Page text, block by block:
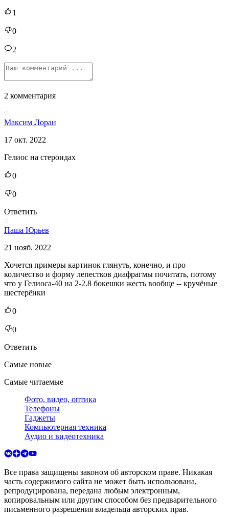
1
0
2
2 комментария
Максим Лоран
17 окт. 2022
Гелиос на стероидах
0
0
Ответить
Паша Юрьев
21 нояб. 2022
Хочется примеры картинок глянуть, конечно, и про
количество и форму лепестков диафрагмы почитать, потому
что у Гелиоса-40 на 2-2.8 бокешки жесть вообще -- кручёные
шестерёнки
0
0
Ответить
Самые новые
Самые читаемые
Фото, видео, оптика
Телефоны
Гаджеты
Компьютерная техника
Аудио и видеотехника
Все права защищены законом об авторском праве. Никакая
часть содержимого сайта не может быть использована,
репродуцирована, передана любым электронным,
копировальным или другим способом без предварительного
письменного разрешения владельца авторских прав.